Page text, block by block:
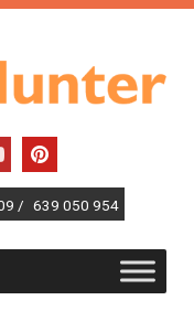
/ 639 050 954